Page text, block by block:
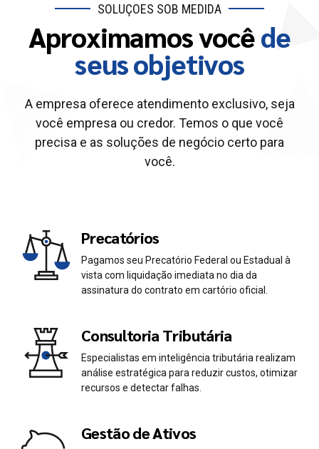
SOLUÇÕES SOB MEDIDA
Aproximamos vocêde
seus objetivos
A empresa oferece atendimento exclusivo, seja
você empresa ou credor. Temos o que você
precisa e as soluções de negócio certo para
você.
Precatórios
Pagamos seu Precatório Federal ou Estadual à
vista com liquidação imediata no dia da
assinatura do contrato em cartório oficial.
Consultoria Tributária
Especialistas em inteligência tributária realizam
análise estratégica para reduzir custos, otimizar
recursos e detectar falhas.
Gestão de Ativos